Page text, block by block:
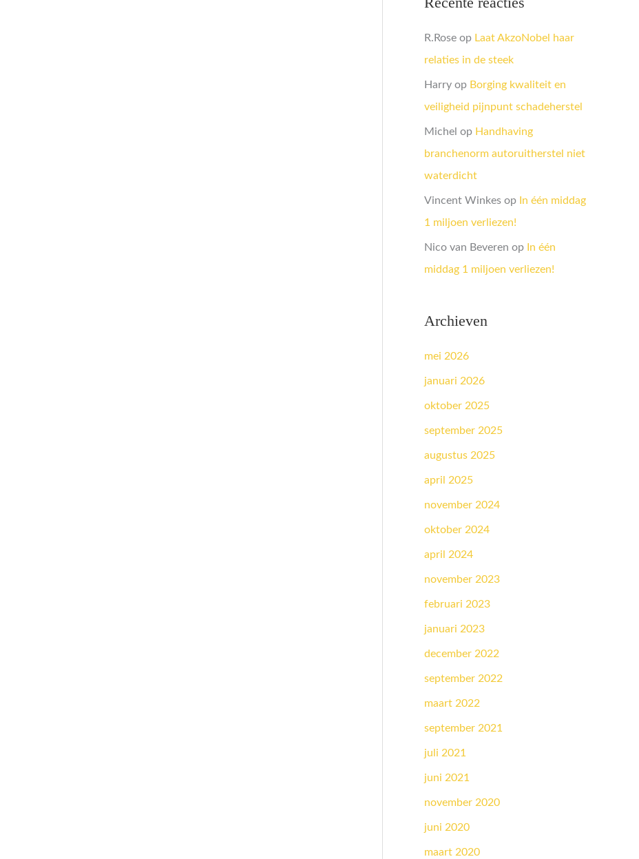
R.Rose op Laat AkzoNobel haar
relaties in de steek
Harry op Borging kwaliteit en
veiligheid pijnpunt schadeherstel
Michel op Handhaving
branchenorm autoruitherstel niet
waterdicht
Vincent Winkes op In één middag
1 miljoen verliezen!
Nico van Beveren op In één
middag 1 miljoen verliezen!
Archieven
mei 2026
januari 2026
oktober 2025
september 2025
augustus 2025
april 2025
november 2024
oktober 2024
april 2024
november 2023
februari 2023
januari 2023
december 2022
september 2022
maart 2022
september 2021
juli 2021
juni 2021
november 2020
juni 2020
maart 2020